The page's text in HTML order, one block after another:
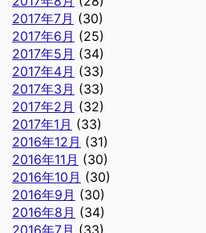
2017年7月 (30)
2017年6月 (25)
2017年5月 (34)
2017年4月 (33)
2017年3月 (33)
2017年2月 (32)
2017年1月 (33)
2016年12月 (31)
2016年11月 (30)
2016年10月 (30)
2016年9月 (30)
2016年8月 (34)
2016年7月 (33)